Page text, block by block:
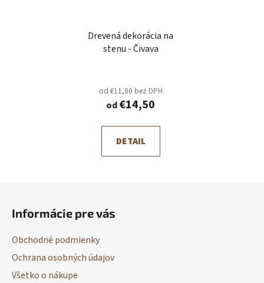
Drevená dekorácia na
stenu - Čivava
od €11,80 bez DPH
od€14,50
DETAIL
Informácie pre vás
Obchodné podmienky
Ochrana osobných údajov
Všetko o nákupe